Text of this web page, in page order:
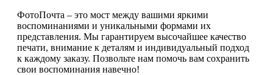
ФотоПочта – это мост между вашими яркими
воспоминаниями и уникальными формами их
представления. Мы гарантируем высочайшее качество
печати, внимание к деталям и индивидуальный подход
к каждому заказу. Позвольте нам помочь вам сохранить
свои воспоминания навечно!